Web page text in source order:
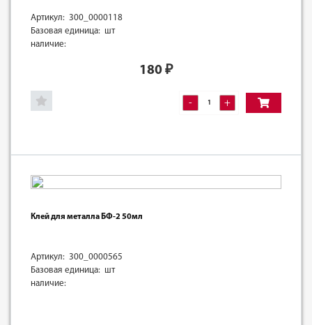
Артикул: 300_0000118
Базовая единица: шт
наличие:
180 ₽
- +
Клей для металла БФ-2 50мл
Артикул: 300_0000565
Базовая единица: шт
наличие: